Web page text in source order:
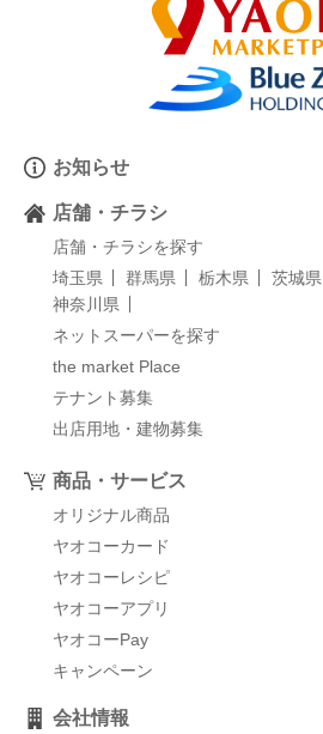
お知らせ
店舗・チラシ
店舗・チラシを探す
埼玉県
群馬県 栃木県 茨城県
神奈川県
ネットスーパーを探す
the market Place
テナント募集
出店用地・建物募集
商品・サービス
オリジナル商品
ヤオコーカード
ヤオコーレシピ
ヤオコーアプリ
ヤオコーPay
キャンペーン
会社情報